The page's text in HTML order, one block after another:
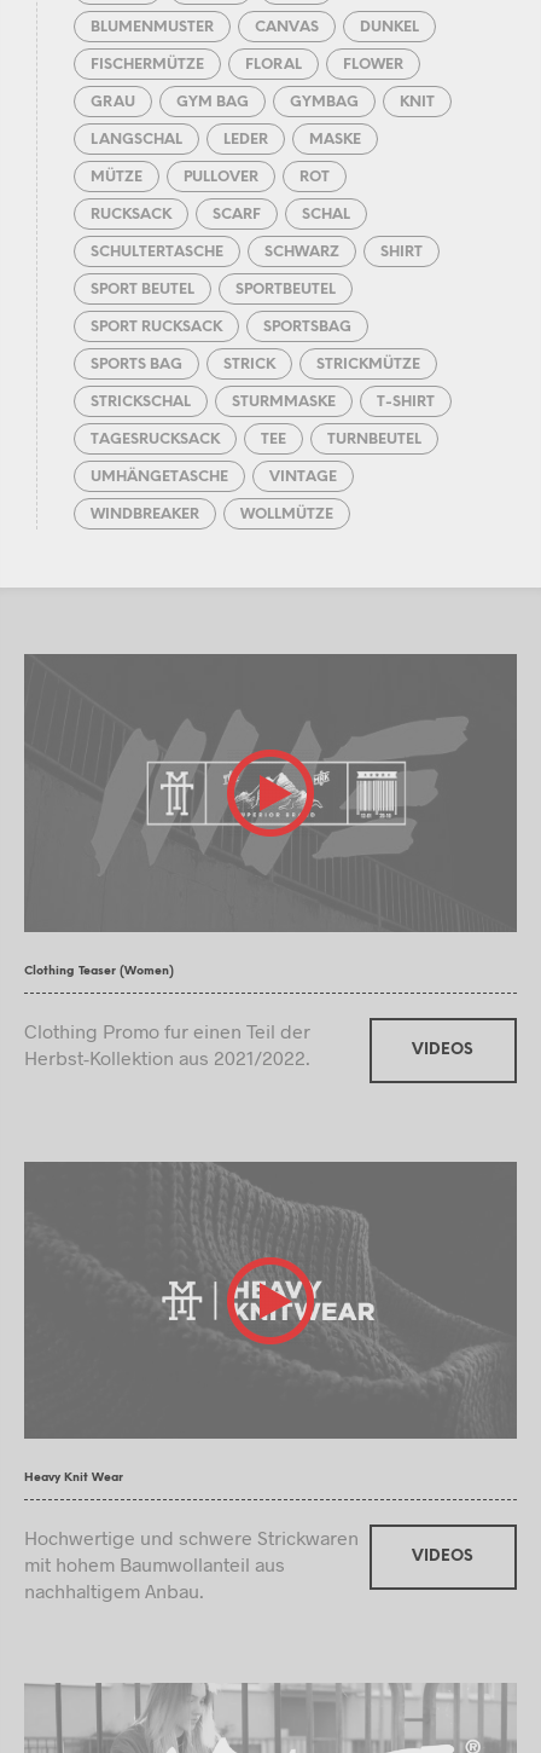
BLUMENMUSTER CANVAS DUNKEL
FISCHERMÜTZE FLORAL FLOWER
GRAU GYM BAG GYMBAG KNIT
LANGSCHAL LEDER MASKE
MÜTZE PULLOVER ROT
RUCKSACK SCARF SCHAL
SCHULTERTASCHE SCHWARZ SHIRT
SPORT BEUTEL SPORTBEUTEL
SPORT RUCKSACK SPORTSBAG
SPORTS BAG STRICK STRICKMÜTZE
STRICKSCHAL STURMMASKE T-SHIRT
TAGESRUCKSACK TEE TURNBEUTEL
UMHÄNGETASCHE VINTAGE
WINDBREAKER WOLLMÜTZE
Clothing Teaser (Women)
Clothing Promo fur einen Teil der
Herbst-Kollektion aus 2021/2022.
VIDEOS
Heavy Knit Wear
Hochwertige und schwere Strickwaren
mit hohem Baumwollanteil aus
nachhaltigem Anbau.
VIDEOS